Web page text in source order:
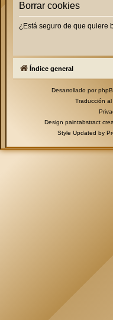
Borrar cookies
¿Está seguro de que quiere
Índice general
Desarrollado por
Traducción
Design paintabstract
Style Updated by